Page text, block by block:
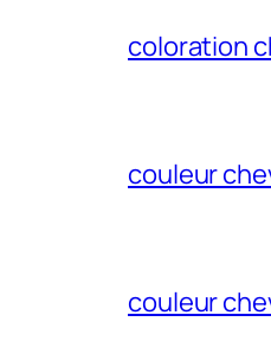
coloration
couleur
couleur